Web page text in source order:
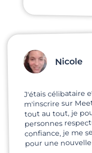
Nicole
J'étais célibataire
m'inscrire sur
tout au tout, je
personnes
confiance, je me
pour une